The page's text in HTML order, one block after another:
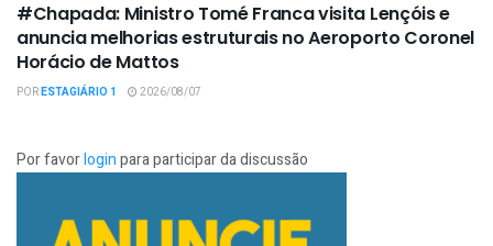
#Chapada: Ministro Tomé Franca visita Lençóis e
anuncia melhorias estruturais no Aeroporto Coronel
Horácio de Mattos
PORESTAGIÁRIO 1 2026/08/07
Por favorloginpara participar da discussão